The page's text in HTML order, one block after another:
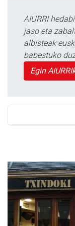
AIURRI
jaso eta
albisteak
babestuko
Egin